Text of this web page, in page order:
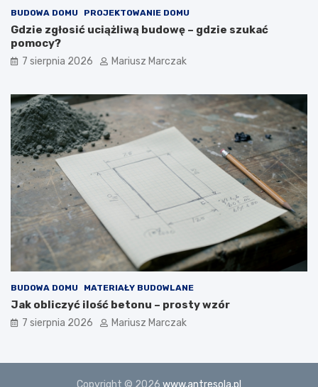
BUDOWA DOMU PROJEKTOWANIE DOMU
Gdzie zgłosić uciążliwą budowę – gdzie szukać
pomocy?
7 sierpnia 2026 Mariusz Marczak
BUDOWA DOMU MATERIAŁY BUDOWLANE
Jak obliczyć ilość betonu – prosty wzór
7 sierpnia 2026 Mariusz Marczak